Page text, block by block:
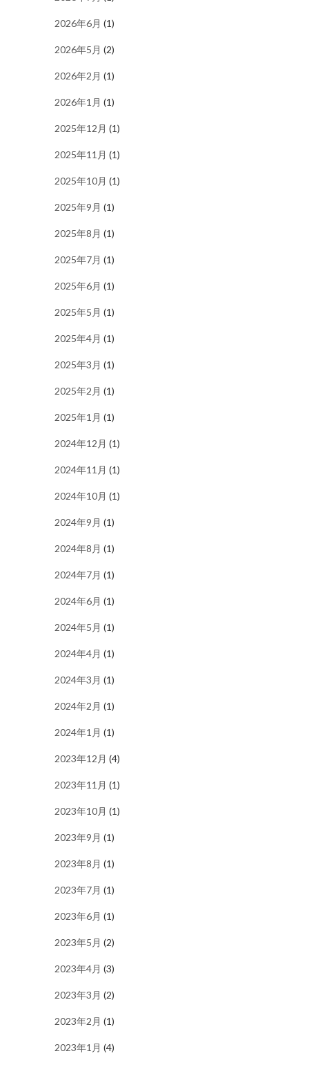
2026年6月 (1)
2026年5月 (2)
2026年2月 (1)
2026年1月 (1)
2025年12月 (1)
2025年11月 (1)
2025年10月 (1)
2025年9月 (1)
2025年8月 (1)
2025年7月 (1)
2025年6月 (1)
2025年5月 (1)
2025年4月 (1)
2025年3月 (1)
2025年2月 (1)
2025年1月 (1)
2024年12月 (1)
2024年11月 (1)
2024年10月 (1)
2024年9月 (1)
2024年8月 (1)
2024年7月 (1)
2024年6月 (1)
2024年5月 (1)
2024年4月 (1)
2024年3月 (1)
2024年2月 (1)
2024年1月 (1)
2023年12月 (4)
2023年11月 (1)
2023年10月 (1)
2023年9月 (1)
2023年8月 (1)
2023年7月 (1)
2023年6月 (1)
2023年5月 (2)
2023年4月 (3)
2023年3月 (2)
2023年2月 (1)
2023年1月 (4)